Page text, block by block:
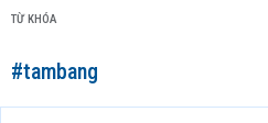
TỪ KHÓA
#tambang